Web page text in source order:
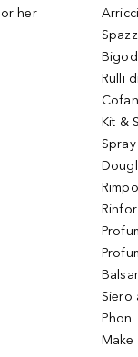
her
Rulli
Kit &
Siero
Phon
Make